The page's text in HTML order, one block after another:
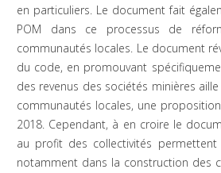
en particuliers. Le document fait
POM dans ce processus de
communautés locales. Le document
du code, en promouvant
des revenus des sociétés minières
communautés locales, une
2018. Cependant, à en croire le
au profit des collectivités
notamment dans la construction des